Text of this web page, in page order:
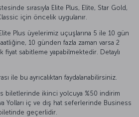
sırasıyla Elite Plus, Elite, Star Gold,
için öncelik uygulanır.
Plus üyelerimiz uçuşlarına 5 ile 10 gün
10 günden fazla zaman varsa 2
sabitleme yapabilmektedir. Detaylı
ile bu ayrıcalıktan faydalanabilirsiniz.
biletlerinde ikinci yolcuya %50 indirim
Yolları iç ve dış hat seferlerinde Business
geçerlidir.